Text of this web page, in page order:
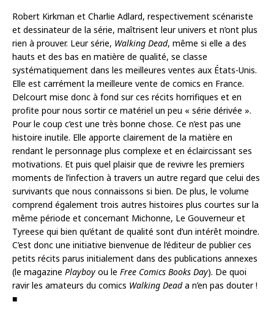
Robert Kirkman et Charlie Adlard, respectivement scénariste
et dessinateur de la série, maîtrisent leur univers et n’ont plus
rien à prouver. Leur série, Walking Dead, même si elle a des
hauts et des bas en matière de qualité, se classe
systématiquement dans les meilleures ventes aux États-Unis.
Elle est carrément la meilleure vente de comics en France.
Delcourt mise donc à fond sur ces récits horrifiques et en
profite pour nous sortir ce matériel un peu « série dérivée ».
Pour le coup c’est une très bonne chose. Ce n’est pas une
histoire inutile. Elle apporte clairement de la matière en
rendant le personnage plus complexe et en éclaircissant ses
motivations. Et puis quel plaisir que de revivre les premiers
moments de l’infection à travers un autre regard que celui des
survivants que nous connaissons si bien. De plus, le volume
comprend également trois autres histoires plus courtes sur la
même période et concernant Michonne, Le Gouverneur et
Tyreese qui bien qu’étant de qualité sont d’un intérêt moindre.
C’est donc une initiative bienvenue de l’éditeur de publier ces
petits récits parus initialement dans des publications annexes
(le magazine Playboy ou le Free Comics Books Day). De quoi
ravir les amateurs du comics Walking Deada n’en pas douter !
■